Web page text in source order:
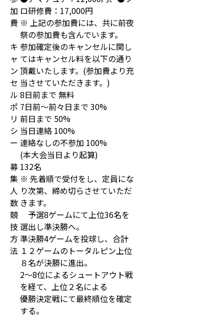
加
費
ロ研修費：17,000円
※ 上記の参加費には、共に前夜
祭の参加費も含んでいます。
キ
ャ
ン
セ
ル
ポ
リ
シ
ー
参加確定後のキャンセルに関し
てはキャンセル料を以下の通り
頂戴いたします。(参加費より充
当させていただきます。)
8日前まで 無料
7日前～前々日まで 30%
前日まで 50%
当日連絡 100%
連絡なしの不参加 100%
(本大会当日より起算)
募
集
人
数
132名
※ 先着順で受付をし、定員にな
り次第、締め切らさせていただ
きます。
競
技
方
法
予選8ゲームにて上位36名を
選出し準決勝へ。
準決勝4ゲームを投球し、合計
１２ゲームのトータルピン上位
８名が決勝に進出。
2～8位によるシュートアウト戦
を経て、上位２名による
優勝決定戦にて最終順位を確定
する。